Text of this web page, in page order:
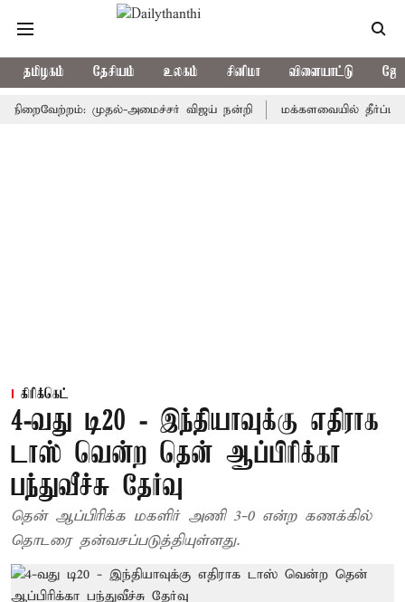
தமிழகம் தேசியம் உலகம் சினிமா விளையாட்டு
முதல்-அமைச்சர் விஜய் நன்றி மக்களவையில் தீர்ப்பாய
கிரிக்கெட்
4-வது டி20 - இந்தியாவுக்கு எதிராக
டாஸ் வென்ற தென் ஆப்பிரிக்கா
பந்துவீச்சு தேர்வு
தென் ஆப்பிரிக்க மகளிர் அணி 3-0 என்ற கணக்கில்
தொடரை தன்வசப்படுத்தியுள்ளது.